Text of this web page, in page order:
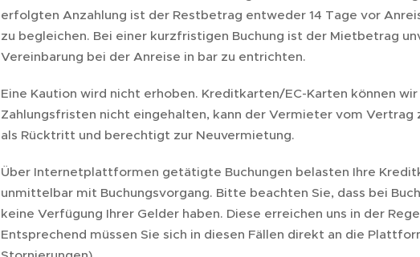
erfolgten Anzahlung ist der Restbetrag entweder 14 Tage vor
zu begleichen. Bei einer kurzfristigen Buchung ist der Mietbetrag
Vereinbarung bei der Anreise in bar zu entrichten.
Eine Kaution wird nicht erhoben. Kreditkarten/EC-Karten können
Zahlungsfristen nicht eingehalten, kann der Vermieter vom
als Rücktritt und berechtigt zur Neuvermietung.
Über Internetplattformen getätigte Buchungen belasten Ihre
unmittelbar mit Buchungsvorgang. Bitte beachten Sie, dass bei
keine Verfügung Ihrer Gelder haben. Diese erreichen uns in der
Entsprechend müssen Sie sich in diesen Fällen direkt an die